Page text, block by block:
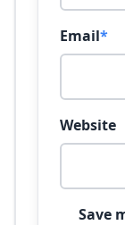
Email*
Website
Save